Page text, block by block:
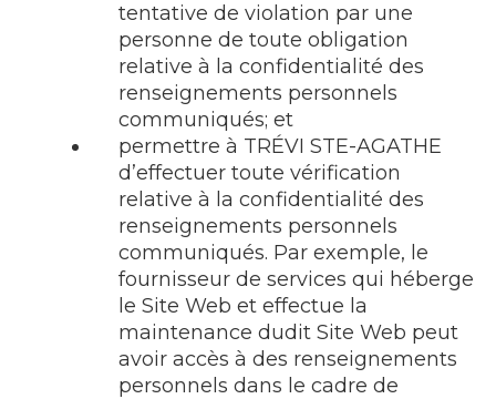
tentative de violation par une
personne de toute obligation
relative à la confidentialité des
renseignements personnels
communiqués; et
permettre à TRÉVI STE-AGATHE
d’effectuer toute vérification
relative à la confidentialité des
renseignements personnels
communiqués. Par exemple, le
fournisseur de services qui héberge
le Site Web et effectue la
maintenance dudit Site Web peut
avoir accès à des renseignements
personnels dans le cadre de